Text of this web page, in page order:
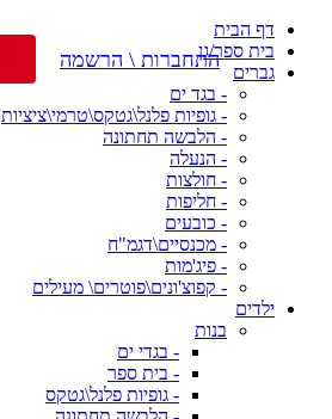
דף הבית
בית ספר/גן
גברים
- בגד ים
- גופיות פלנל\גטקס\טרמי\ציציות
- הלבשה תחתונה
- הנעלה
- חולצות
- חליפות
- כובעים
- מכנסיים\דגמ"ח
- פיג'מות
- קפוצ'ונים\פוטרים\ מעילים
ילדים
בנות
- בגדי ים
- בית ספר
- גופיות פלנל\גטקס
התחברות \ הרשמה